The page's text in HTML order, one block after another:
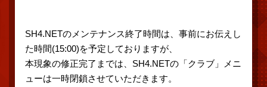
SH4.NETのメンテナンス終了時間は、事前にお伝えし
た時間(15:00)を予定しておりますが、
本現象の修正完了までは、SH4.NETの「クラブ」メニ
ューは一時閉鎖させていただきます。